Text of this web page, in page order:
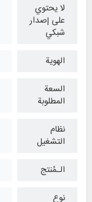
لا يحتوي
على إصدار
شبكي
الهوية
السعة
المطلوبة
نظام
التشغیل
الـمُنتج
نوع